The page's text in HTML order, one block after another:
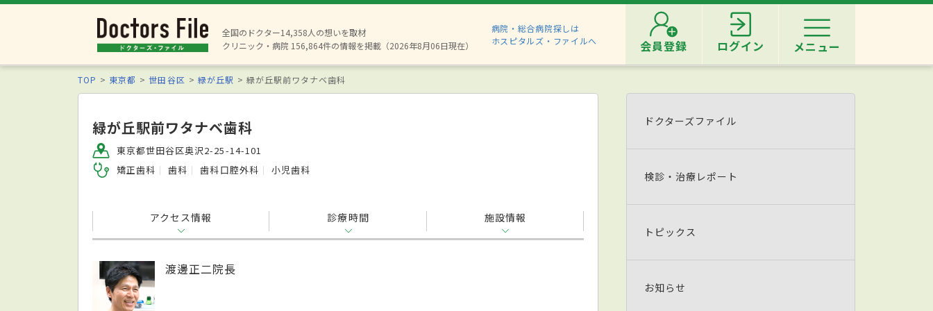
全国のドクター14,358人の想いを取材
クリニック・病院 156,864件の情報を掲載（2026年8月06日現在）
病院・総合病院探しは
ホスピタルズ・ファイルへ
会員登録 ログイン メニュー
TOP 東京都 世田谷区 緑が丘駅 緑が丘駅前ワタナベ歯科
緑が丘駅前ワタナベ歯科
東京都世田谷区奥沢2-25-14-101
矯正歯科
歯科 歯科口腔外科 小児歯科
アクセス情報 診療時間 施設情報
渡邊正二院長
ドクターズファイル
検診・治療レポート
トピックス
お知らせ